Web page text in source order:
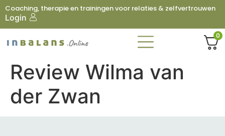
Coaching, therapie en trainingen voor relaties & zelfvertrouwen
Login
0
Review Wilma van
der Zwan